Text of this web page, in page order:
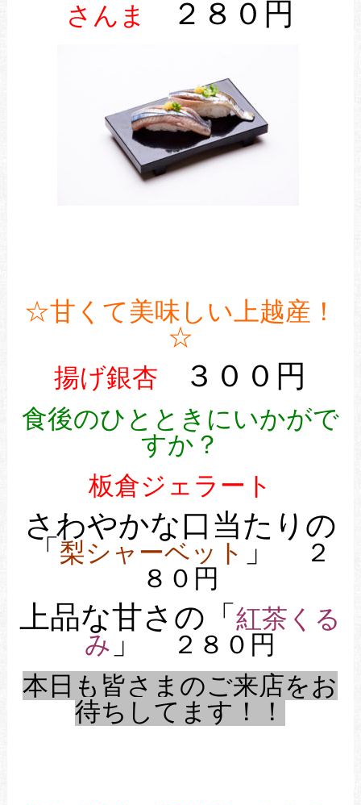
さんま ２８０円
☆甘くて美味しい上越産！
☆
揚げ銀杏
３００円
食後のひとときにいかがで
すか？
板倉ジェラート
さわやかな口当たりの
「 梨シャーベット 」
２
８０円
上品な甘さの「紅茶くる
み 」
２８０円
本日も皆さまのご来店をお
待ちしてます！！